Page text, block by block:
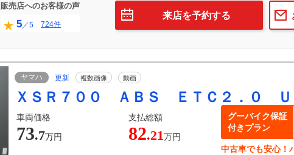
販売店へのお客様の声
5／5 724件
来店を予約する
ヤマハ 更新 複数画像 動画
ＸＳＲ７００ ＡＢＳ ＥＴＣ２．０ Ｕ
車両価格 支払総額
73.7万円 82.21万円
グーバイク保証
付きプラン
中古車でも安心！